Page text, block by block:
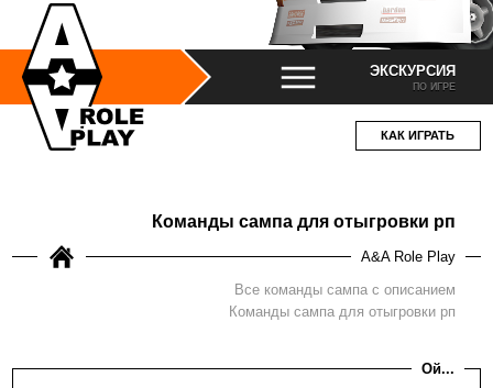
ЭКСКУРСИЯ
ПО ИГРЕ
КАК ИГРАТЬ
Команды сампа для отыгровки рп
A&A Role Play
Все команды сампа с описанием
Команды сампа для отыгровки рп
Ой...